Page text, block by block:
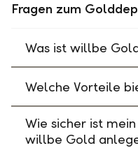
Fragen zum
Was ist willbe
Welche Vorteile
Wie sicher ist
willbe Gold